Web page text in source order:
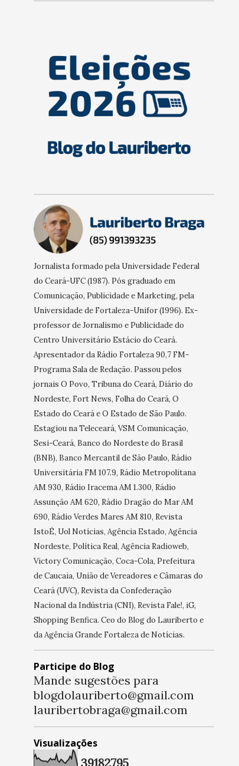
Jornalista formado pela Universidade Federal
do Ceará-UFC (1987). Pós graduado em
Comunicação, Publicidade e Marketing, pela
Universidade de Fortaleza-Unifor (1996). Ex-
professor de Jornalismo e Publicidade do
Centro Universitário Estácio do Ceará.
Apresentador da Rádio Fortaleza 90,7 FM-
Programa Sala de Redação. Passou pelos
jornais O Povo, Tribuna do Ceará, Diário do
Nordeste, Fort News, Folha do Ceará, O
Estado do Ceará e O Estado de São Paulo.
Estagiou na Teleceará, VSM Comunicação,
Sesi-Ceará, Banco do Nordeste do Brasil
(BNB), Banco Mercantil de São Paulo, Rádio
Universitária FM 107.9, Rádio Metropolitana
AM 930, Rádio Iracema AM 1.300, Rádio
Assunção AM 620, Rádio Dragão do Mar AM
690, Rádio Verdes Mares AM 810, Revista
IstoÉ, Uol Notícias, Agência Estado, Agência
Nordeste, Política Real, Agência Radioweb,
Victory Comunicação, Coca-Cola, Prefeitura
de Caucaia, União de Vereadores e Câmaras do
Ceará (UVC), Revista da Confederação
Nacional da Indústria (CNI), Revista Fale!, iG,
Shopping Benfica. Ceo do Blog do Lauriberto e
da Agência Grande Fortaleza de Notícias.
Participe do Blog
Mande sugestões para
blogdolauriberto@gmail.com
lauribertobraga@gmail.com
Visualizações
39182795